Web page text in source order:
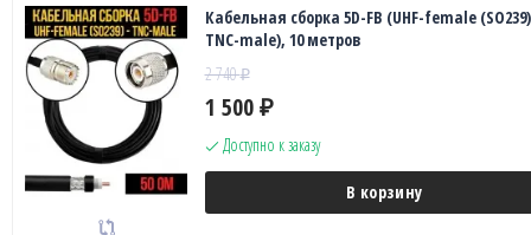
Кабельная сборка 5D-FB (UHF-female
TNC-male), 10 метров
2 740₽
1 500 ₽
Доступно к заказу
В корзину